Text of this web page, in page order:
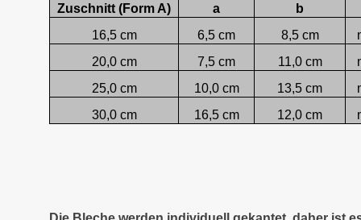
Zuschnitt (Form A) a b
16,5 cm
6,5 cm 8,5 cm
20,0 cm
7,5 cm 11,0 cm
25,0 cm
10,0 cm 13,5 cm
30,0 cm
16,5 cm 12,0 cm